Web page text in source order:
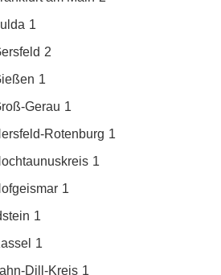
1
2
1
Gerau 1
Rotenburg 1
1
1
1
1
Dill-Kreis 1